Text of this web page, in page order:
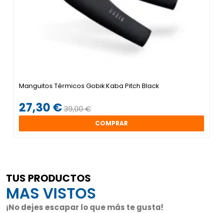
Manguitos Térmicos Gobik Kaba Pitch Black
27,30 €39,00 €
COMPRAR
TUS PRODUCTOS
MAS VISTOS
¡No dejes escapar lo que más te gusta!